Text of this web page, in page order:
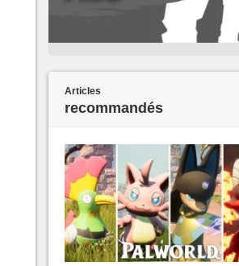
Articles
recommandés